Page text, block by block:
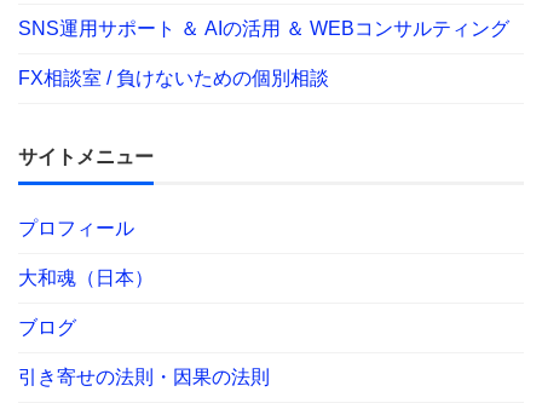
SNS運用サポート ＆ AIの活用 ＆ WEBコンサルティング
FX相談室 / 負けないための個別相談
サイトメニュー
プロフィール
大和魂（日本）
ブログ
引き寄せの法則・因果の法則